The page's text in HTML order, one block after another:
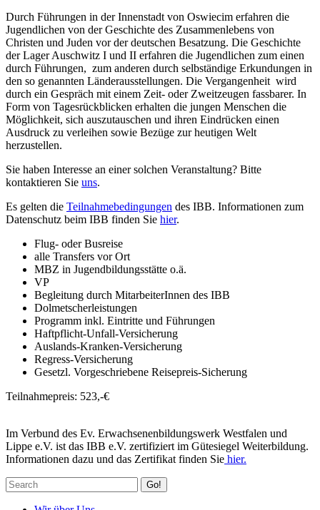
Durch Führungen in der Innenstadt von Oswiecim erfahren die
Jugendlichen von der Geschichte des Zusammenlebens von
Christen und Juden vor der deutschen Besatzung. Die Geschichte
der Lager Auschwitz I und II erfahren die Jugendlichen zum einen
durch Führungen, zum anderen durch selbständige Erkundungen in
den so genannten Länderausstellungen. Die Vergangenheit wird
durch ein Gespräch mit einem Zeit- oder Zweitzeugen fassbarer. In
Form von Tagesrückblicken erhalten die jungen Menschen die
Möglichkeit, sich auszutauschen und ihren Eindrücken einen
Ausdruck zu verleihen sowie Bezüge zur heutigen Welt
herzustellen.
Sie haben Interesse an einer solchen Veranstaltung? Bitte
kontaktieren Sie uns.
Es gelten die Teilnahmebedingungen des IBB. Informationen zum
Datenschutz beim IBB finden Sie hier.
Flug- oder Busreise
alle Transfers vor Ort
MBZ in Jugendbildungsstätte o.ä.
VP
Begleitung durch MitarbeiterInnen des IBB
Dolmetscherleistungen
Programm inkl. Eintritte und Führungen
Haftpflicht-Unfall-Versicherung
Auslands-Kranken-Versicherung
Regress-Versicherung
Gesetzl. Vorgeschriebene Reisepreis-Sicherung
Teilnahmepreis: 523,-€
Im Verbund des Ev. Erwachsenenbildungswerk Westfalen und
Lippe e.V. ist das IBB e.V. zertifiziert im Gütesiegel Weiterbildung.
Informationen dazu und das Zertifikat finden Sie hier.
Go!